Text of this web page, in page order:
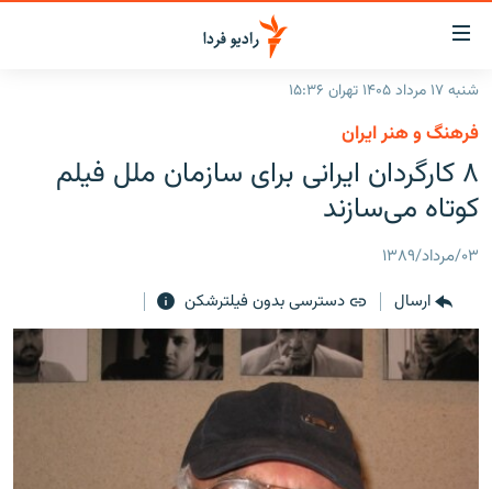
لینک‌های
قابلیت
دسترسی
بازگشت
بازگشت
منوی
اصلی
رفتن
صفحه
جستجو
صفحه اصلی
ایران
جهان
برنامه‌های رادیویی
فرکانس‌ها
پادکست
چندرسانه‌ای
گزارش‌های تصویری
زنان فردا
شنبه ۱۷ مرداد ۱۴۰۵ تهران ۱۵:۳۶
فرهنگ و هنر ایران
۸ کارگردان ایرانی برای سازمان ملل فیلم
کوتاه می‌‌سازند
۰۳/مرداد/۱۳۸۹
ارسال
دسترسی بدون فیلترشکن